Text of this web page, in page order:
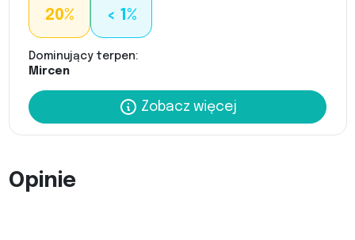
20% < 1%
Dominujący terpen:
Mircen
Zobacz więcej
Opinie